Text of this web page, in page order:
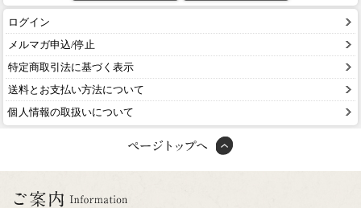
ログイン
メルマガ申込/停止
特定商取引法に基づく表示
送料とお支払い方法について
個人情報の取扱いについて